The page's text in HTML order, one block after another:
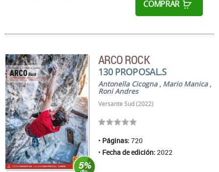
COMPRAR
ARCO ROCK
130 PROPOSAL.S
Antonella Cicogna, Mario Manica,
Roni Andres
Versante Sud (2022)
Páginas: 720
Fecha de edición: 2022